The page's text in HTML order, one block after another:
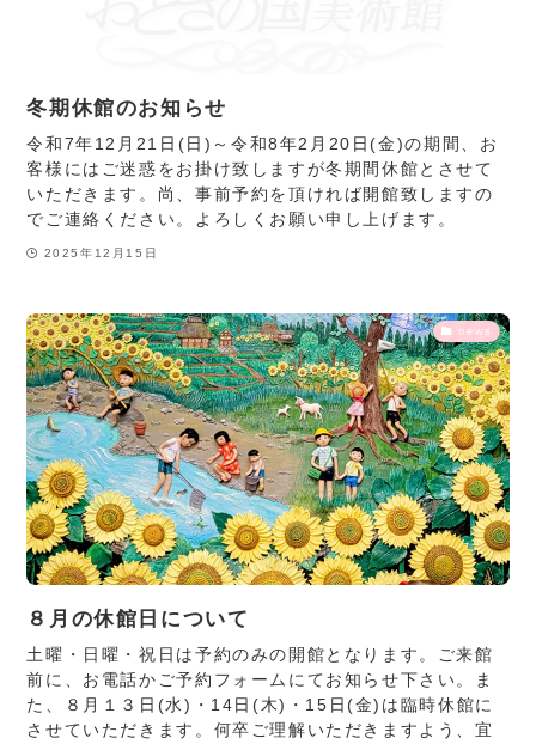
冬期休館のお知らせ
令和7年12月21日(日)～令和8年2月20日(金)の期間、お
客様にはご迷惑をお掛け致しますが冬期間休館とさせて
いただきます。尚、事前予約を頂ければ開館致しますの
でご連絡ください。よろしくお願い申し上げます。
2025年12月15日
news
８月の休館日について
土曜・日曜・祝日は予約のみの開館となります。ご来館
前に、お電話かご予約フォームにてお知らせ下さい。ま
た、８月１３日(水)・14日(木)・15日(金)は臨時休館に
させていただきます。何卒ご理解いただきますよう、宜